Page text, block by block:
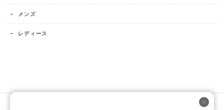
− メンズ
− レディース